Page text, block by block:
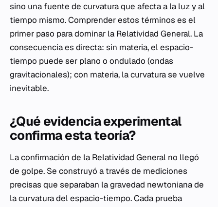
sino una fuente de curvatura que afecta a la luz y al
tiempo mismo. Comprender estos términos es el
primer paso para dominar la Relatividad General. La
consecuencia es directa: sin materia, el espacio-
tiempo puede ser plano o ondulado (ondas
gravitacionales); con materia, la curvatura se vuelve
inevitable.
¿Qué evidencia experimental
confirma esta teoría?
La confirmación de la Relatividad General no llegó
de golpe. Se construyó a través de mediciones
precisas que separaban la gravedad newtoniana de
la curvatura del espacio-tiempo. Cada prueba